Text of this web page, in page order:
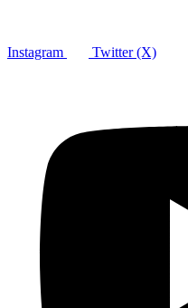
Instagram Twitter (X)